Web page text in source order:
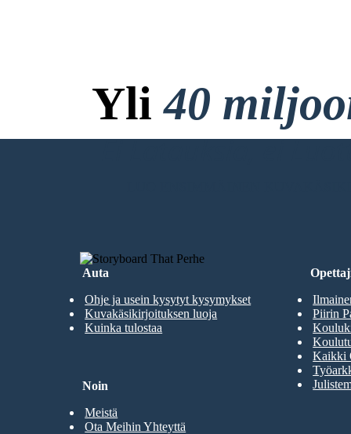
Yli40
Ei Latauksia, ei
Auta
Ohje ja usein kysytyt kysymykset
Kuvakäsikirjoituksen luoja
Kuinka tulostaa
Piirin
Kaikki
Noin
Meistä
Ota Meihin Yhteyttä